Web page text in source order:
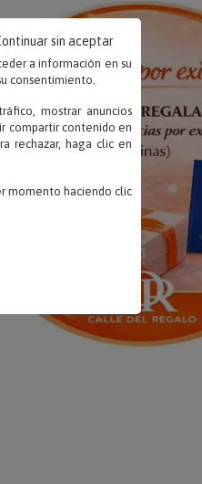
a información en su
consentimiento.
mostrar anuncios
compartir contenido en
rechazar, haga clic en
momento haciendo clic
sin aceptar